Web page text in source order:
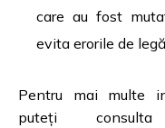
care au fost
evita erorile de
Pentru mai multe
puteți